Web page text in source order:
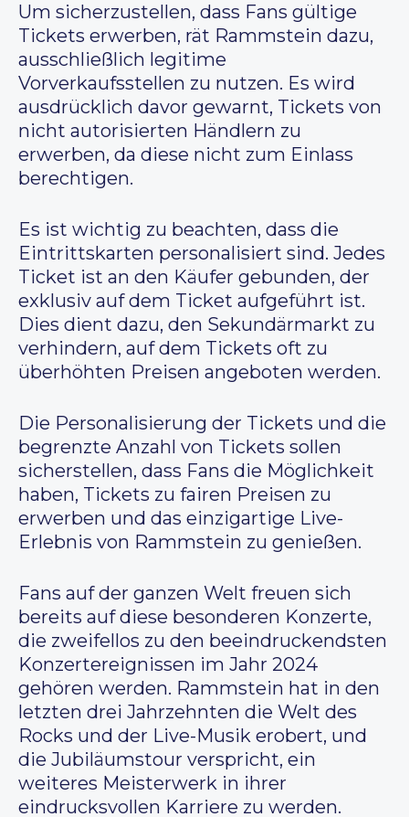
Um sicherzustellen, dass Fans gültige
Tickets erwerben, rät Rammstein dazu,
ausschließlich legitime
Vorverkaufsstellen zu nutzen. Es wird
ausdrücklich davor gewarnt, Tickets von
nicht autorisierten Händlern zu
erwerben, da diese nicht zum Einlass
berechtigen.
Es ist wichtig zu beachten, dass die
Eintrittskarten personalisiert sind. Jedes
Ticket ist an den Käufer gebunden, der
exklusiv auf dem Ticket aufgeführt ist.
Dies dient dazu, den Sekundärmarkt zu
verhindern, auf dem Tickets oft zu
überhöhten Preisen angeboten werden.
Die Personalisierung der Tickets und die
begrenzte Anzahl von Tickets sollen
sicherstellen, dass Fans die Möglichkeit
haben, Tickets zu fairen Preisen zu
erwerben und das einzigartige Live-
Erlebnis von Rammstein zu genießen.
Fans auf der ganzen Welt freuen sich
bereits auf diese besonderen Konzerte,
die zweifellos zu den beeindruckendsten
Konzertereignissen im Jahr 2024
gehören werden. Rammstein hat in den
letzten drei Jahrzehnten die Welt des
Rocks und der Live-Musik erobert, und
die Jubiläumstour verspricht, ein
weiteres Meisterwerk in ihrer
eindrucksvollen Karriere zu werden.